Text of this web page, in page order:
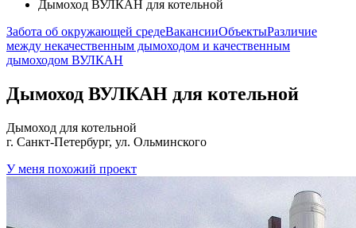
Дымоход ВУЛКАН для котельной
Забота об окружающей средеВакансииОбъектыРазличие
между некачественным дымоходом и качественным
дымоходом ВУЛКАН
Дымоход ВУЛКАН для котельной
Дымоход для котельной
г. Санкт-Петербург, ул. Ольминского
У меня похожий проект